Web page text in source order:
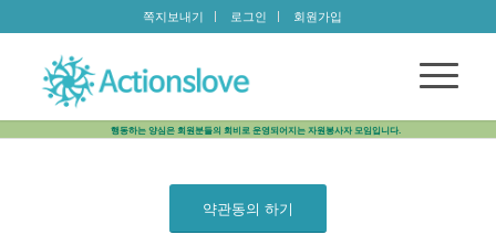
쪽지보내기 로그인 회원가입
행동하는 양심은 회원분들의 회비로 운영되어지는 자원봉사자 모임입니다.
약관동의 하기